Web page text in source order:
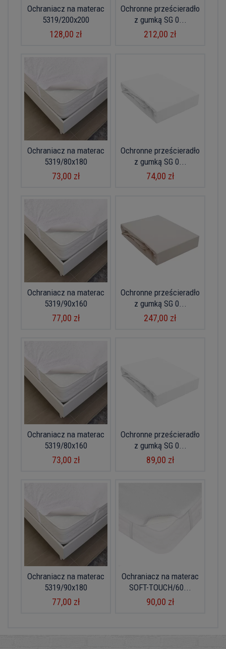
Ochraniacz na materac
5319/200x200
128,00 zł
Ochronne prześcieradło
z gumką SG 0...
212,00 zł
Ochraniacz na materac
5319/80x180
73,00 zł
Ochronne prześcieradło
z gumką SG 0...
74,00 zł
Ochraniacz na materac
5319/90x160
77,00 zł
Ochronne prześcieradło
z gumką SG 0...
247,00 zł
Ochraniacz na materac
5319/80x160
73,00 zł
Ochronne prześcieradło
z gumką SG 0...
89,00 zł
Ochraniacz na materac
5319/90x180
77,00 zł
Ochraniacz na materac
SOFT-TOUCH/60...
90,00 zł